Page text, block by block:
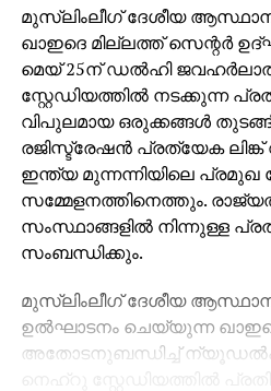
മുസ്‌ലിംലീഗ് ദേശീയ
ഖാഇദെ മില്ലത്ത് സെന്റര്‍
മെയ് 25ന് ഡല്‍ഹി
സ്റ്റേഡിയത്തില്‍ നടക്കുന്ന
വിപുലമായ ഒരുക്കങ്ങള്‍
രജിസ്ട്രേഷന്‍ പ്രത്യേക
ഇന്ത്യ മുന്നന്നിയിലെ പ്രമുഖ
സമ്മേളനത്തിനെത്തും.
സംസ്ഥാങ്ങളില്‍ നിന്നുള്ള
സംബന്ധിക്കും.
മുസ്‌ലിംലീഗ് ദേശീയ ആസ്ഥാന
ഉല്‍ഘാടനം ചെയ്യുന്ന
അതോടനുബന്ധിച്ച്